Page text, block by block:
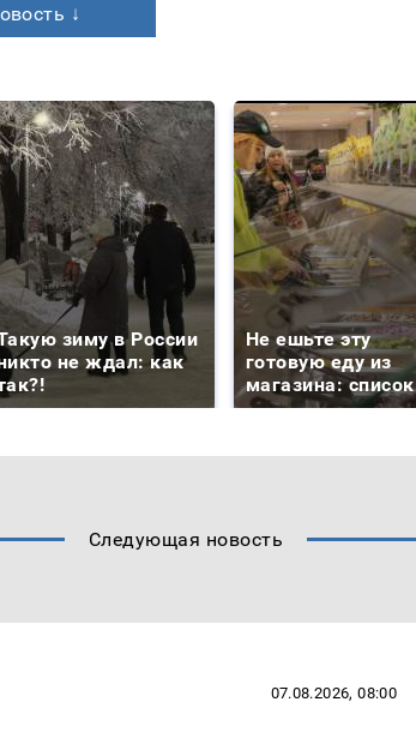
↓
зиму в России
не ждал: как
Не ешьте эту
готовую еду из
магазина: список
Следующая новость
07.08.2026, 08:00